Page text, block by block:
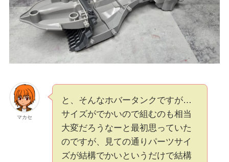
マカセ
と、そんなホバータンクですが…
サイズがでかいので組むのも相当
大変だろうなーと最初思っていた
のですが、見ての通りパーツサイ
ズが結構でかいというだけで結構